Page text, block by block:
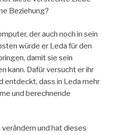
Beziehung?
der auch noch in sein
würde er Leda für den
damit sie sein
kann. Dafür versucht er ihr
entdeckt, dass in Leda mehr
und berechnende
und hat dieses